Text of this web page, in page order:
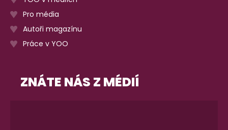
Pro média
Autoři magazínu
Práce v YOO
ZNÁTE NÁS Z MÉDIÍ